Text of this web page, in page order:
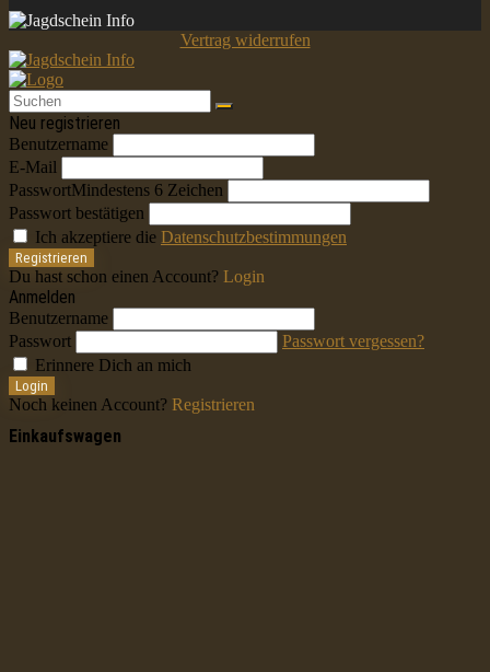
Vertrag widerrufen
Neu registrieren
Benutzername
E-Mail
PasswortMindestens 6 Zeichen
Passwort bestätigen
Ich akzeptiere die Datenschutzbestimmungen
Registrieren
Du hast schon einen Account? Login
Anmelden
Benutzername
Passwort
Passwort vergessen?
Erinnere Dich an mich
Login
Noch keinen Account? Registrieren
Einkaufswagen